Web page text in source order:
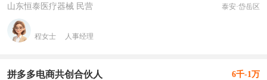
山东恒泰医疗器械 民营 泰安·岱岳区
程女士 人事经理
拼多多电商共创合伙人 6千-1万